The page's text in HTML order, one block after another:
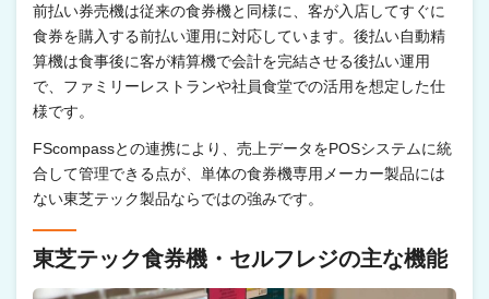
前払い券売機は従来の食券機と同様に、客が入店してすぐに
食券を購入する前払い運用に対応しています。後払い自動精
算機は食事後に客が精算機で会計を完結させる後払い運用
で、ファミリーレストランや社員食堂での活用を想定した仕
様です。
FScompassとの連携により、売上データをPOSシステムに統
合して管理できる点が、単体の食券機専用メーカー製品には
ない東芝テック製品ならではの強みです。
東芝テック食券機・セルフレジの主な機能